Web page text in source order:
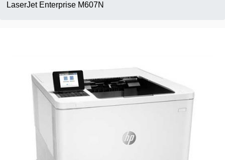
LaserJet Enterprise M607N